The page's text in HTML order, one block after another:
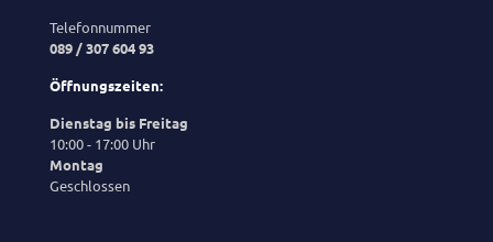
Telefonnummer
089 / 307 604 93
Öffnungszeiten:
Dienstag bis Freitag
10:00 - 17:00 Uhr
Montag
Geschlossen